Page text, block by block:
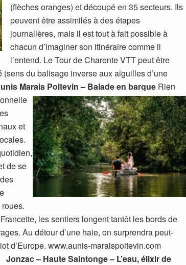
(flèches oranges) et découpé en 35 secteurs. Ils
peuvent être assimilés à des étapes
journalières, mais il est tout à fait possible à
chacun d’imaginer son itinéraire comme il
l’entend. Le Tour de Charente VTT peut être
du balisage inverse aux aiguilles d’une
Marais Poitevin – Balade en barque Rien
et
de se
les sentiers longent tantôt les bords de
Au détour d’une haie, on surprendra peut-
d’Europe. www.aunis-maraispoitevin.com
Jonzac – Haute Saintonge – L’eau, élixir de